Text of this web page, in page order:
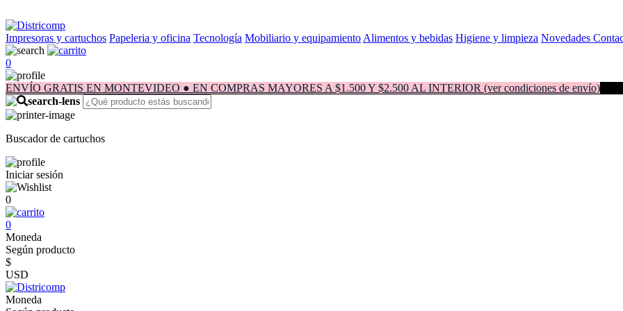
Impresoras y cartuchos Papeleria y oficina Tecnología Mobiliario y equipamiento Alimentos y bebidas Higiene y limpieza Novedades
0
ENVÍO GRATIS EN MONTEVIDEO ● EN COMPRAS MAYORES A $1.500 Y $2.500 AL INTERIOR (ver condiciones de envío)
Buscador de cartuchos
Iniciar sesión
0
0
Moneda
Según producto
$
USD
Moneda